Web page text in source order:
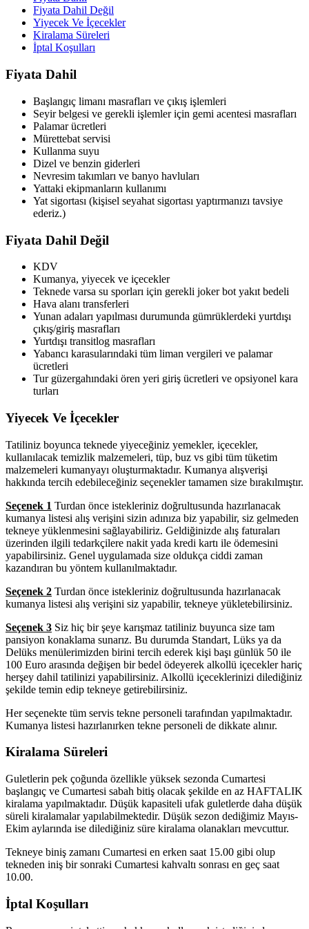
Fiyata Dahil Değil
Yiyecek Ve İçecekler
Kiralama Süreleri
İptal Koşulları
Fiyata Dahil
Başlangıç limanı masrafları ve çıkış işlemleri
Seyir belgesi ve gerekli işlemler için gemi acentesi masrafları
Palamar ücretleri
Mürettebat servisi
Kullanma suyu
Dizel ve benzin giderleri
Nevresim takımları ve banyo havluları
Yattaki ekipmanların kullanımı
Yat sigortası (kişisel seyahat sigortası yaptırmanızı tavsiye
ederiz.)
Fiyata Dahil Değil
KDV
Kumanya, yiyecek ve içecekler
Teknede varsa su sporları için gerekli joker bot yakıt bedeli
Hava alanı transferleri
Yunan adaları yapılması durumunda gümrüklerdeki yurtdışı
çıkış/giriş masrafları
Yurtdışı transitlog masrafları
Yabancı karasularındaki tüm liman vergileri ve palamar
ücretleri
Tur güzergahındaki ören yeri giriş ücretleri ve opsiyonel kara
turları
Yiyecek Ve İçecekler
Tatiliniz boyunca teknede yiyeceğiniz yemekler, içecekler,
kullanılacak temizlik malzemeleri, tüp, buz vs gibi tüm tüketim
malzemeleri kumanyayı oluşturmaktadır. Kumanya alışverişi
hakkında tercih edebileceğiniz seçenekler tamamen size bırakılmıştır.
Seçenek 1 Turdan önce istekleriniz doğrultusunda hazırlanacak
kumanya listesi alış verişini sizin adınıza biz yapabilir, siz gelmeden
tekneye yüklenmesini sağlayabiliriz. Geldiğinizde alış faturaları
üzerinden ilgili tedarkçilere nakit yada kredi kartı ile ödemesini
yapabilirsiniz. Genel uygulamada size oldukça ciddi zaman
kazandıran bu yöntem kullanılmaktadır.
Seçenek 2 Turdan önce istekleriniz doğrultusunda hazırlanacak
kumanya listesi alış verişini siz yapabilir, tekneye yükletebilirsiniz.
Seçenek 3 Siz hiç bir şeye karışmaz tatiliniz buyunca size tam
pansiyon konaklama sunarız. Bu durumda Standart, Lüks ya da
Delüks menülerimizden birini tercih ederek kişi başı günlük 50 ile
100 Euro arasında değişen bir bedel ödeyerek alkollü içecekler hariç
herşey dahil tatilinizi yapabilirsiniz. Alkollü içeceklerinizi dilediğiniz
şekilde temin edip tekneye getirebilirsiniz.
Her seçenekte tüm servis tekne personeli tarafından yapılmaktadır.
Kumanya listesi hazırlanırken tekne personeli de dikkate alınır.
Kiralama Süreleri
Guletlerin pek çoğunda özellikle yüksek sezonda Cumartesi
başlangıç ve Cumartesi sabah bitiş olacak şekilde en az HAFTALIK
kiralama yapılmaktadır. Düşük kapasiteli ufak guletlerde daha düşük
süreli kiralamalar yapılabilmektedir. Düşük sezon dediğimiz Mayıs-
Ekim aylarında ise dilediğiniz süre kiralama olanakları mevcuttur.
Tekneye biniş zamanı Cumartesi en erken saat 15.00 gibi olup
tekneden iniş bir sonraki Cumartesi kahvaltı sonrası en geç saat
10.00.
İptal Koşulları